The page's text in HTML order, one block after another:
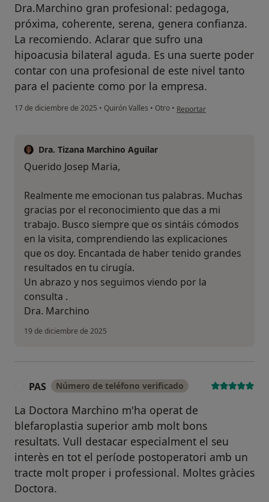
Dra.Marchino gran profesional: pedagoga,
próxima, coherente, serena, genera confianza.
La recomiendo. Aclarar que sufro una
hipoacusia bilateral aguda. Es una suerte poder
contar con una profesional de este nivel tanto
para el paciente como por la empresa.
17 de diciembre de 2025 • Quirón Valles • Otro • en opinión del usuario
Reportar
Dra. Tizana Marchino Aguilar
Querido Josep Maria,
Realmente me emocionan tus palabras. Muchas
gracias por el reconocimiento que das a mi
trabajo. Busco siempre que os sintáis cómodos
en la visita, comprendiendo las explicaciones
que os doy. Encantada de haber tenido grandes
resultados en tu cirugía.
Un abrazo y nos seguimos viendo por la
consulta .
Dra. Marchino
19 de diciembre de 2025
PAS Número de teléfono verificado
La Doctora Marchino m'ha operat de
blefaroplastia superior amb molt bons
resultats. Vull destacar especialment el seu
interès en tot el període postoperatori amb un
tracte molt proper i professional. Moltes gràcies
Doctora.